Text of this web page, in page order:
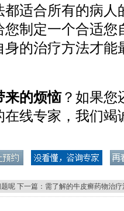
适合所有的病人
您制定一个合适您
的治疗方法才能
来的烦恼？如果您
在线专家，我们竭
呢 下一篇： 需了解的牛皮癣药物治